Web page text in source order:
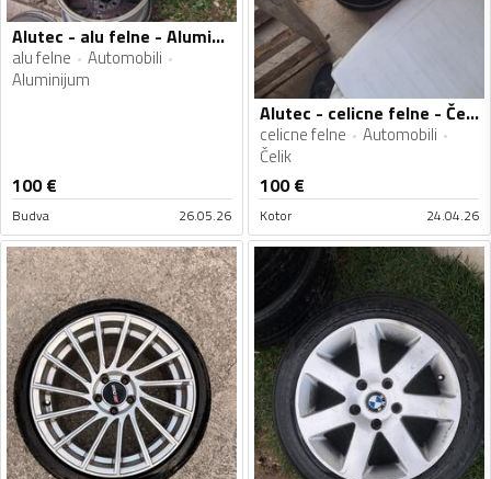
Alutec - alu felne - Aluminijum felne
alu felne
Automobili
Aluminijum
100€
Budva 26.05.26
Alutec - celicne felne - Čelik felne
celicne felne
Automobili
Čelik
100€
Kotor 24.04.26